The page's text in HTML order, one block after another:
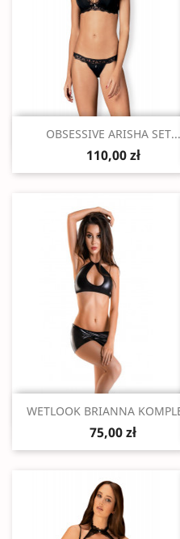
Szybki podgląd
OBSESSIVE ARISHA SET...
110,00 zł
Szybki podgląd
WETLOOK BRIANNA
75,00 zł